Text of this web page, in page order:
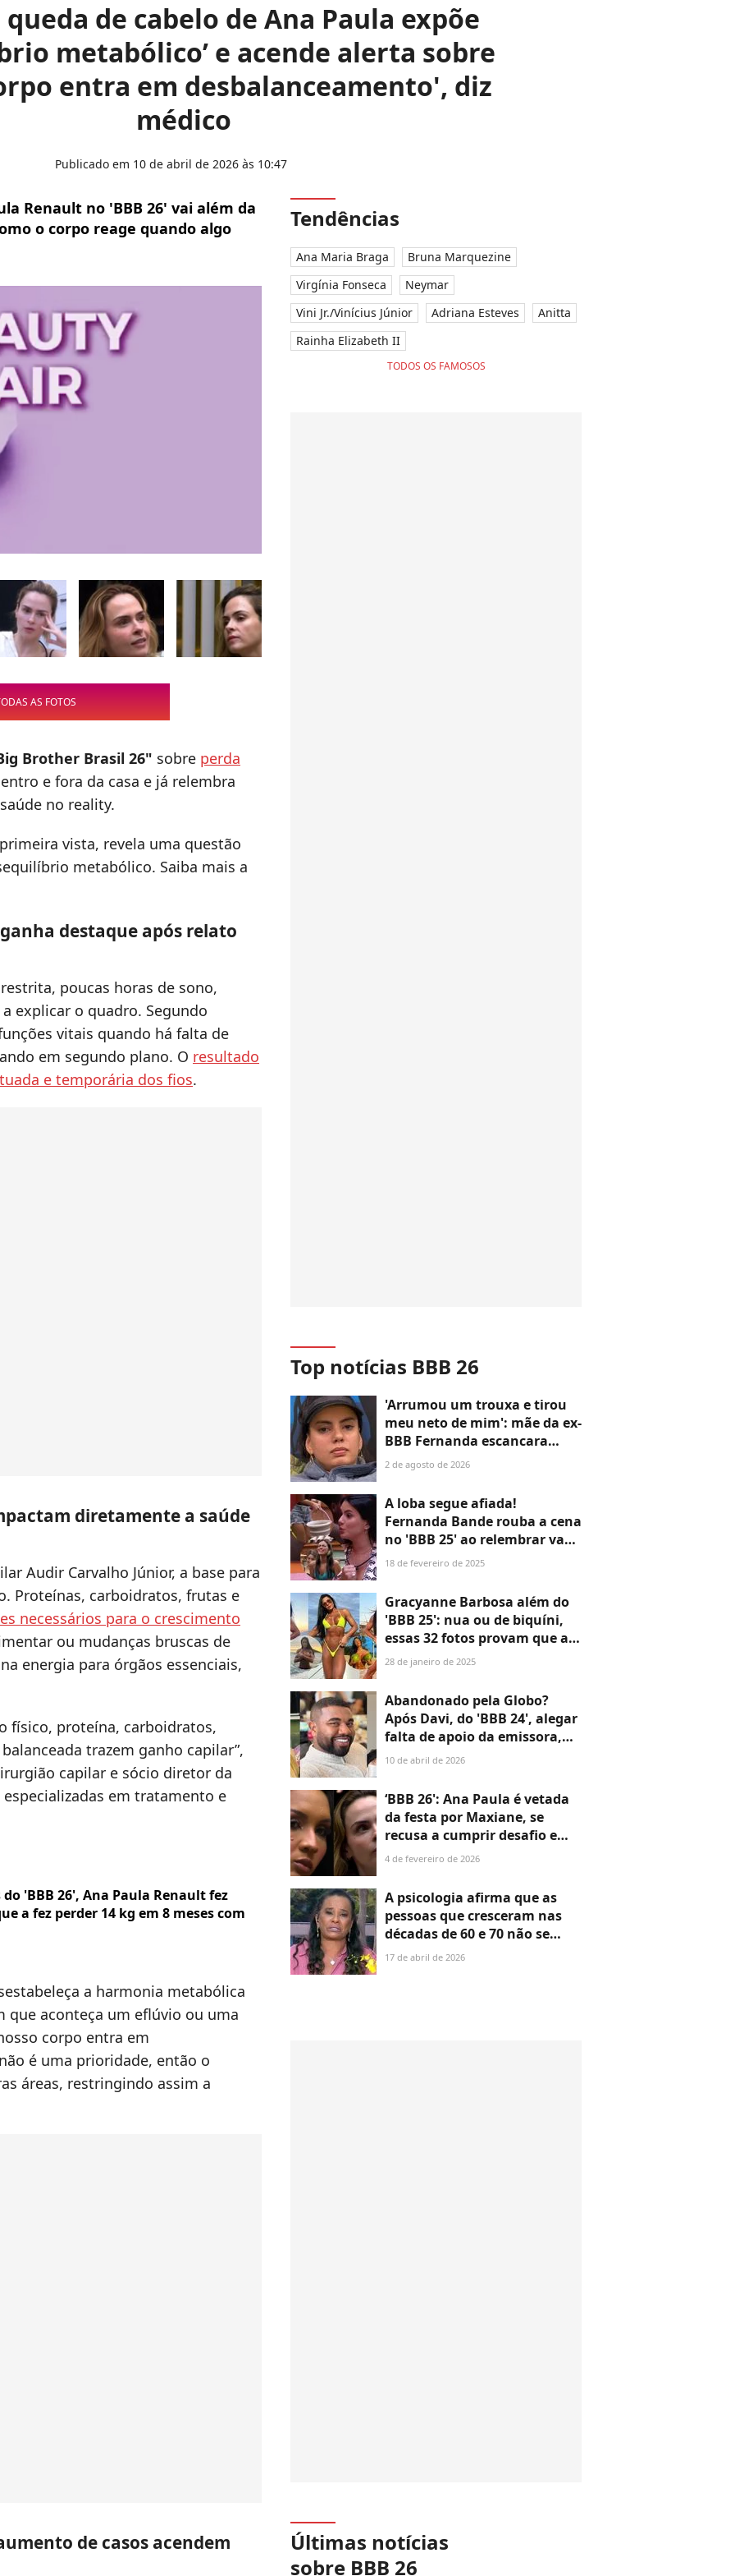
queda de cabelo de Ana Paula expõe
metabólico’ e acende alerta sobre
entra em desbalanceamento', diz
médico
Publicado em 10 de abril de 2026 às 10:47
Renault no 'BBB 26' vai além da
o corpo reage quando algo
AS FOTOS
Brother Brasil 26" sobre perda
e fora da casa e já relembra
no reality.
vista, revela uma questão
metabólico. Saiba mais a
destaque após relato
poucas horas de sono,
explicar o quadro. Segundo
vitais quando há falta de
em segundo plano. O resultado
e temporária dos fios.
diretamente a saúde
Audir Carvalho Júnior, a base para
Proteínas, carboidratos, frutas e
necessários para o crescimento
ou mudanças bruscas de
energia para órgãos essenciais,
físico, proteína, carboidratos,
trazem ganho capilar”,
capilar e sócio diretor da
em tratamento e
'BBB 26', Ana Paula Renault fez
a fez perder 14 kg em 8 meses com
a harmonia metabólica
que aconteça um eflúvio ou uma
corpo entra em
é uma prioridade, então o
áreas, restringindo assim a
de casos acendem
Tendências
Ana Maria Braga
Bruna Marquezine
Virgínia Fonseca
Neymar
Vini Jr./Vinícius Júnior
Adriana Esteves
Anitta
Rainha Elizabeth II
TODOS OS FAMOSOS
Top notícias BBB 26
'Arrumou um trouxa e tirou
meu neto de mim': mãe da ex-
BBB Fernanda escancara
rompimento com a filha após
2 de agosto de 2026
A loba segue afiada!
Fernanda Bande rouba a cena
no 'BBB 25' ao relembrar vaso
entupido por Alane no 'BBB
ela de volta'
18 de fevereiro de 2025
Gracyanne Barbosa além do
'BBB 25': nua ou de biquíni,
essas 32 fotos provam que a
musa não tem medo de
críticas
28 de janeiro de 2025
Abandonado pela Globo?
Após Davi, do 'BBB 24', alegar
falta de apoio da emissora,
Bia Reis e Fernanda Bande
vitrine é a mesma para todos'
10 de abril de 2026
‘BBB 26': Ana Paula é vetada
da festa por Maxiane, se
recusa a cumprir desafio e
diverte a web. ‘Tá melhor do
4 de fevereiro de 2026
A psicologia afirma que as
pessoas que cresceram nas
décadas de 60 e 70 não se
tornaram duras de propósito,
17 de abril de 2026
Últimas notícias
sobre BBB 26